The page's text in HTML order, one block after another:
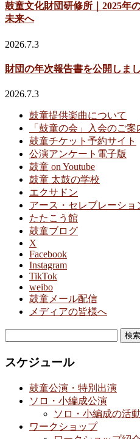
鼓童文化財団研修所｜2025年
未来へ
2026.7.3
財団の年次報告書を公開しまし
2026.7.3
鼓童提供楽曲について
「鼓童の会」入会のご案
鼓童チケット予約サイト
公演アンケート電子版
鼓童 on Youtube
鼓童 太鼓の学校
エクサドン
アース・セレブレーショ
たたこう館
鼓童ブログ
X
Facebook
Instagram
TikTok
weibo
鼓童メール配信
メディアの皆様へ
スケジュール
鼓童公演・特別出演
ソロ・小編成公演
ソロ・小編成の活
ワークショップ